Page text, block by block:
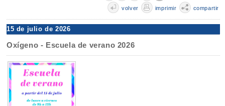
volver imprimir compartir
15 de julio de 2026
Oxígeno - Escuela de verano 2026